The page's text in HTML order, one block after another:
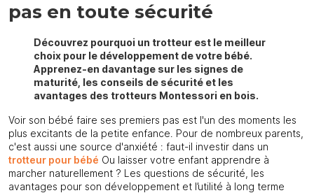
pas en toute sécurité
Découvrez pourquoi un trotteur est le meilleur
choix pour le développement de votre bébé.
Apprenez-en davantage sur les signes de
maturité, les conseils de sécurité et les
avantages des trotteurs Montessori en bois.
Voir son bébé faire ses premiers pas est l'un des moments les
plus excitants de la petite enfance. Pour de nombreux parents,
c'est aussi une source d'anxiété : faut-il investir dans un
trotteur pour bébé Ou laisser votre enfant apprendre à
marcher naturellement ? Les questions de sécurité, les
avantages pour son développement et l’utilité à long terme